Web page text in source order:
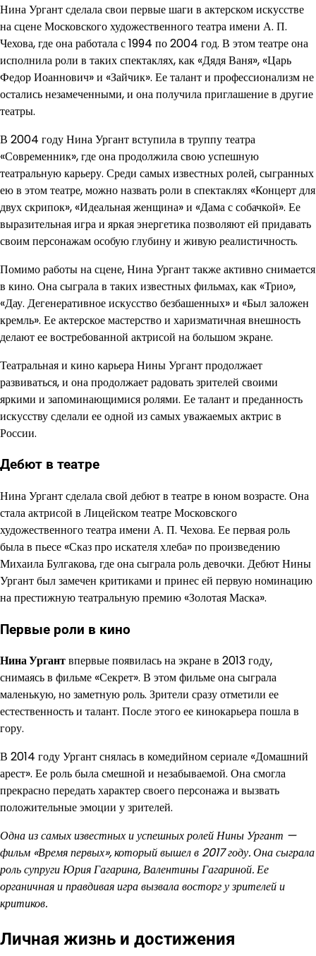
Нина Ургант сделала свои первые шаги в актерском искусстве
на сцене Московского художественного театра имени А. П.
Чехова, где она работала с 1994 по 2004 год. В этом театре она
исполнила роли в таких спектаклях, как «Дядя Ваня», «Царь
Федор Иоаннович» и «Зайчик». Ее талант и профессионализм не
остались незамеченными, и она получила приглашение в другие
театры.
В 2004 году Нина Ургант вступила в труппу театра
«Современник», где она продолжила свою успешную
театральную карьеру. Среди самых известных ролей, сыгранных
ею в этом театре, можно назвать роли в спектаклях «Концерт для
двух скрипок», «Идеальная женщина» и «Дама с собачкой». Ее
выразительная игра и яркая энергетика позволяют ей придавать
своим персонажам особую глубину и живую реалистичность.
Помимо работы на сцене, Нина Ургант также активно снимается
в кино. Она сыграла в таких известных фильмах, как «Трио»,
«Дау. Дегенеративное искусство безбашенных» и «Был заложен
кремль». Ее актерское мастерство и харизматичная внешность
делают ее востребованной актрисой на большом экране.
Театральная и кино карьера Нины Ургант продолжает
развиваться, и она продолжает радовать зрителей своими
яркими и запоминающимися ролями. Ее талант и преданность
искусству сделали ее одной из самых уважаемых актрис в
России.
Дебют в театре
Нина Ургант сделала свой дебют в театре в юном возрасте. Она
стала актрисой в Лицейском театре Московского
художественного театра имени А. П. Чехова. Ее первая роль
была в пьесе «Сказ про искателя хлеба» по произведению
Михаила Булгакова, где она сыграла роль девочки. Дебют Нины
Ургант был замечен критиками и принес ей первую номинацию
на престижную театральную премию «Золотая Маска».
Первые роли в кино
Нина Ургантвпервые появилась на экране в 2013 году,
снимаясь в фильме «Секрет». В этом фильме она сыграла
маленькую, но заметную роль. Зрители сразу отметили ее
естественность и талант. После этого ее кинокарьера пошла в
гору.
В 2014 году Ургант снялась в комедийном сериале «Домашний
арест». Ее роль была смешной и незабываемой. Она смогла
прекрасно передать характер своего персонажа и вызвать
положительные эмоции у зрителей.
Одна из самых известных и успешных ролей Нины Ургант —
фильм «Время первых», который вышел в 2017 году. Она сыграла
роль супруги Юрия Гагарина, Валентины Гагариной. Ее
органичная и правдивая игра вызвала восторг у зрителей и
критиков.
Личная жизнь и достижения